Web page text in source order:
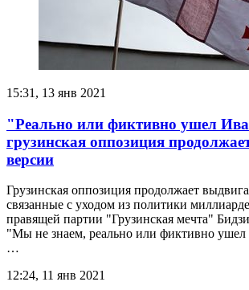
15:31, 13 янв 2021
"Реально или фиктивно ушел
грузинская оппозиция
версии
Грузинская оппозиция продолжает
связанные с уходом из политики
правящей партии "Грузинская мечта"
"Мы не знаем, реально или фиктивно
…
12:24, 11 янв 2021